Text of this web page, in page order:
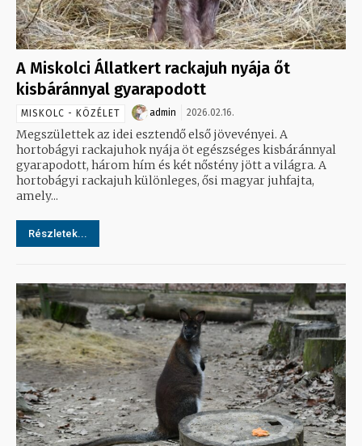
A Miskolci Állatkert rackajuh nyája őt
kisbáránnyal gyarapodott
MISKOLC - KÖZÉLET admin 2026.02.16.
Megszülettek az idei esztendő első jövevényei. A
hortobágyi rackajuhok nyája öt egészséges kisbáránnyal
gyarapodott, három hím és két nőstény jött a világra. A
hortobágyi rackajuh különleges, ősi magyar juhfajta,
amely...
Részletek...